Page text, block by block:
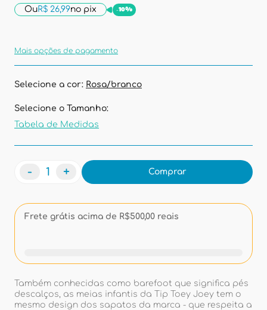
OuR$ 26,99no pix -10%
Mais opções de pagamento
Selecione a cor: Rosa/branco
Selecione o Tamanho:
Tabela de Medidas
- + Comprar
Frete grátis acima de R$500,00 reais
Também conhecidas como barefoot que significa pés
descalços, as meias infantis da Tip Toey Joey tem o
mesmo design dos sapatos da marca - que respeita a